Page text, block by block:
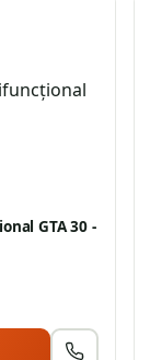
GTA 30 -